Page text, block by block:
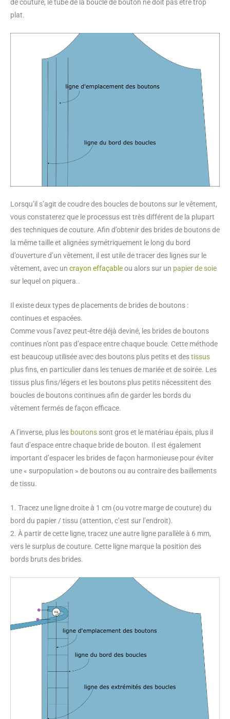
de couture, le tube de la boucle de bouton ne doit pas être trop
plat.
Lorsqu’il s’agit de coudre des boucles de boutons sur le vêtement,
vous constaterez que le processus est très différent de la plupart
des techniques de couture. Afin d’obtenir des brides de boutons de
la même taille et alignées symétriquement le long du bord
d’ouverture d’un vêtement, il est utile de tracer des lignes sur le
vêtement, avec un crayon effaçableou alors sur un papier de soie
sur lequel on piquera..
Il existe deux types de placements de brides de boutons :
continues et espacées.
Comme vous l’avez peut-être déjà deviné, les brides de boutons
continues n’ont pas d’espace entre chaque boucle. Cette méthode
est beaucoup utilisée avec des boutons plus petits et destissus
plus fins, en particulier dans les tenues de mariée et de soirée. Les
tissus plus fins/légers et les boutons plus petits nécessitent des
boucles de boutons continues afin de garder les bords du
vêtement fermés de façon efficace.
A l’inverse, plus les boutons sont gros et le matériau épais, plus il
faut d’espace entre chaque bride de bouton. Il est également
important d’espacer les brides de façon harmonieuse pour éviter
une « surpopulation » de boutons ou au contraire des baillements
de tissu.
1. Tracez une ligne droite à 1 cm (ou votre marge de couture) du
bord du papier / tissu (attention, c’est sur l’endroit).
2. À partir de cette ligne, tracez une autre ligne parallèle à 6 mm,
vers le surplus de couture. Cette ligne marque la position des
bords bruts des brides.